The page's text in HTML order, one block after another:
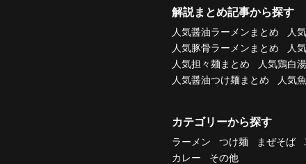
解説まとめ記事から探す
人気醤油ラーメンまとめ 人
人気豚骨ラーメンまとめ
人
人気担々麺まとめ
人気鶏白
人気醤油つけ麺まとめ
人気
カテゴリーから探す
ラーメン つけ麺 まぜそば
カレー
その他